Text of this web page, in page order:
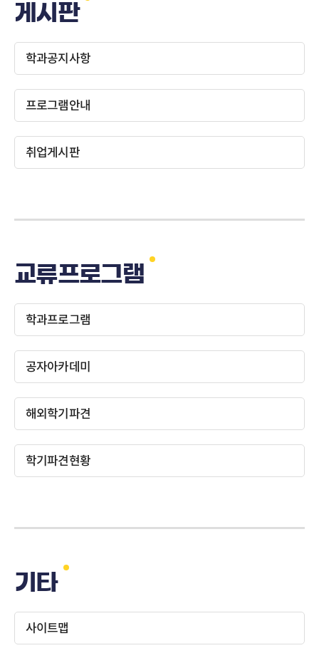
게시판
학과공지사항
프로그램안내
취업게시판
교류프로그램
학과프로그램
공자아카데미
해외학기파견
학기파견현황
기타
사이트맵